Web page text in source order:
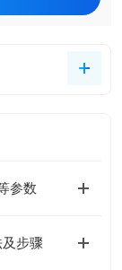
参数
步骤